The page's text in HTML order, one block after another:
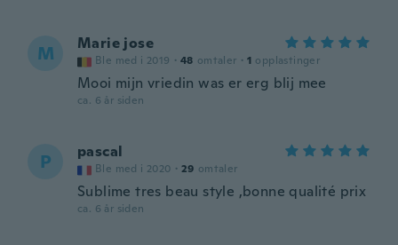
M Marie jose
Ble med i 2019 · 48 omtaler · 1 opplastinger
Mooi mijn vriedin was er erg blij mee
ca. 6 år siden
P pascal
Ble med i 2020 · 29 omtaler
Sublime tres beau style ,bonne qualité prix
ca. 6 år siden